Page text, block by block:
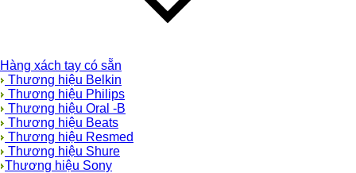
Hàng xách tay có sẵn
Thương hiệu Belkin
Thương hiệu Philips
Thương hiệu Oral -B
Thương hiệu Beats
Thương hiệu Resmed
Thương hiệu Shure
Thương hiệu Sony